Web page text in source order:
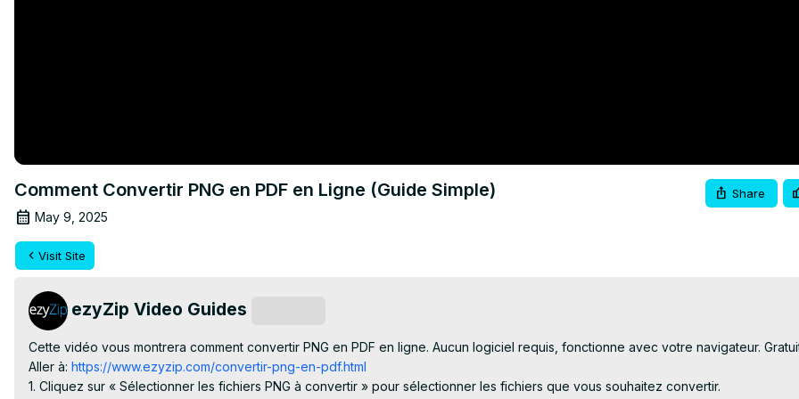
Comment Convertir PNG en PDF en Ligne (Guide Simple)
May 9, 2025
Share
Visit Site
ezyZip Video Guides
Cette vidéo vous montrera comment convertir PNG en PDF en ligne. Aucun logiciel requis, fonctionne avec votre navigateur.
Aller à: https://www.ezyzip.com/convertir-png-en-pdf.html
1. Cliquez sur « Sélectionner les fichiers PNG à convertir » pour sélectionner les fichiers que vous souhaitez convertir.